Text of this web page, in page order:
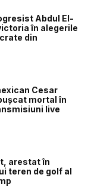
Abdul El-
în alegerile
din
Cesar
mortal în
live
arestat în
teren de golf al